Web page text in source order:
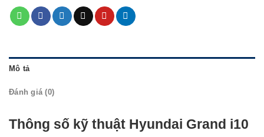
Mô tả
Đánh giá (0)
Thông số kỹ thuật Hyundai Grand i10